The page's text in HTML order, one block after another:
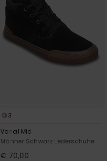
3
Varial Mid
Männer Schwarz Lederschuhe
€ 70,00